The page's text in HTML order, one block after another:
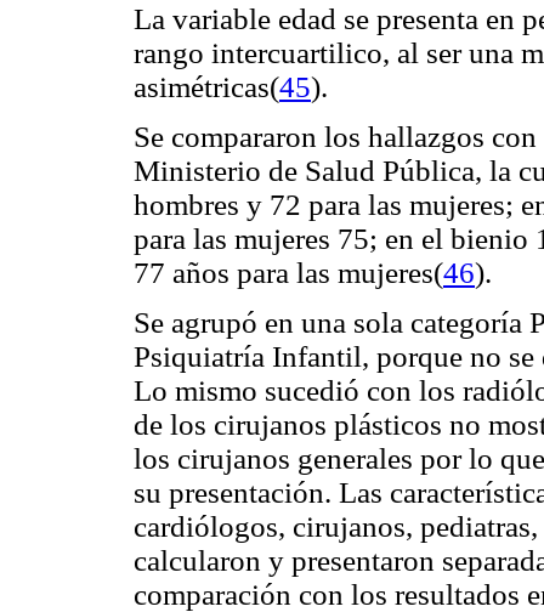
La variable edad se presenta en
rango intercuartilico, al ser una
asimétricas(45).
Se compararon los hallazgos
Ministerio de Salud Pública, la
hombres y 72 para las mujeres;
para las mujeres 75; en el
77 años para las mujeres(46).
Se agrupó en una sola categoría
Psiquiatría Infantil, porque no se
Lo mismo sucedió con los
de los cirujanos plásticos no
los cirujanos generales por lo
su presentación. Las
cardiólogos, cirujanos,
calcularon y presentaron
comparación con los resultados